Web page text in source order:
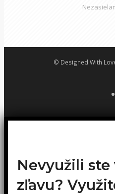
© Designed With
Nevyužili ste
zľavu?